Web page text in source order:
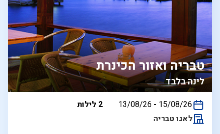
לינה בלבד
טבריה ואזור הכינרת
בין
13/08/26 - 15/08/26
2 לילות
לאגו טבריה